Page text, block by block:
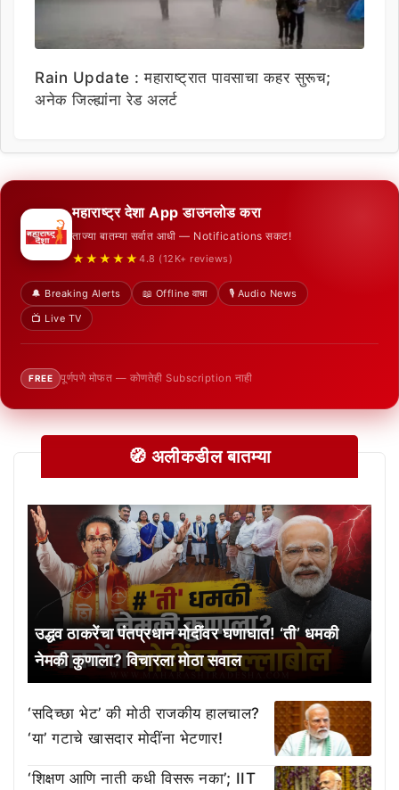
Rain Update : महाराष्ट्रात पावसाचा कहर सुरूच;
अनेक जिल्ह्यांना रेड अलर्ट
महाराष्ट्र देशा App डाउनलोड करा
ताज्या बातम्या सर्वात आधी — Notifications सकट!
★★★★★ 4.8 (12K+ reviews)
🔔 Breaking Alerts 📖 Offline वाचा
🎙️ Audio News
📺 Live TV
FREE पूर्णपणे मोफत — कोणतेही Subscription नाही
🧭 अलीकडील बातम्या
उद्धव ठाकरेंचा पंतप्रधान मोदींवर घणाघात! ‘ती’ धमकी
नेमकी कुणाला? विचारला मोठा सवाल
‘सदिच्छा भेट’ की मोठी राजकीय हालचाल?
‘या’ गटाचे खासदार मोदींना भेटणार!
‘शिक्षण आणि नाती कधी विसरू नका’; IIT